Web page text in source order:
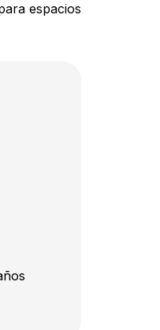
espacios